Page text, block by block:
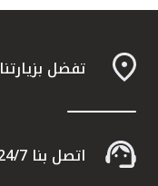
تفضل بزيارتنا
اتصل بنا 24/7 "الخدمة الهاتفية" 1803333